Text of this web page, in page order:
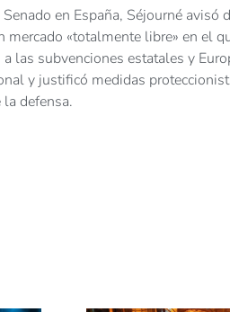
en España, Séjourné avisó
«totalmente libre» en el
las subvenciones estatales y
y justificó medidas
defensa.